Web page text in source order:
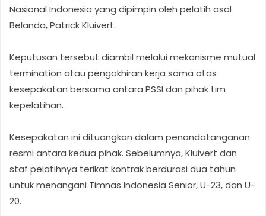
Nasional Indonesia yang dipimpin oleh pelatih asal
Belanda, Patrick Kluivert.
Keputusan tersebut diambil melalui mekanisme mutual
termination atau pengakhiran kerja sama atas
kesepakatan bersama antara PSSI dan pihak tim
kepelatihan.
Kesepakatan ini dituangkan dalam penandatanganan
resmi antara kedua pihak. Sebelumnya, Kluivert dan
staf pelatihnya terikat kontrak berdurasi dua tahun
untuk menangani Timnas Indonesia Senior, U-23, dan U-
20.